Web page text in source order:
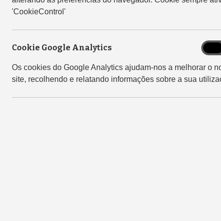
'CookieControl'
Cookie Google Analytics
Os cookies do Google Analytics ajudam-nos a melhorar o
site, recolhendo e relatando informações sobre a sua